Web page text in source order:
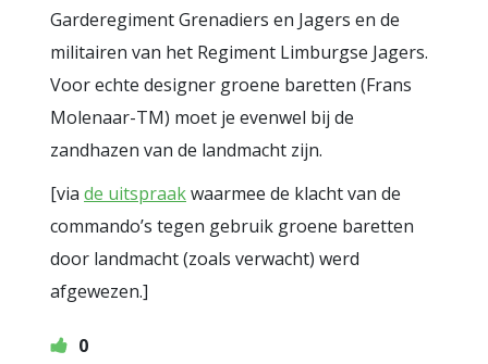
Garderegiment Grenadiers en Jagers en de
militairen van het Regiment Limburgse Jagers.
Voor echte designer groene baretten (Frans
Molenaar-TM) moet je evenwel bij de
zandhazen van de landmacht zijn.
[via de uitspraakwaarmee de klacht van de
commando’s tegen gebruik groene baretten
door landmacht (zoals verwacht) werd
afgewezen.]
0